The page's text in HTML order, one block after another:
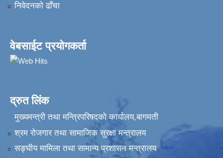
निवेदनकाे ढाँचा
वेबसाईट प्रयोगकर्ता
द्रुत लिंक
मुख्यमन्त्री तथा मन्त्रिपरिषदको कार्यालय,बागमती
श्रम रोजगार तथा सामाजिक सुरक्षा मन्त्रालय
सङ्‍घीय मामिला तथा सामान्य प्रशासन मन्त्रालय